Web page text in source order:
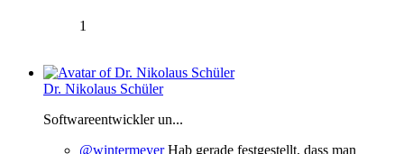
1
Dr. Nikolaus Schüler
Softwareentwickler un...
@wintermeyerHab gerade festgestellt, dass man